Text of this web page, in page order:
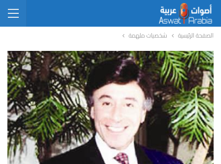
الصفحة الرئيسية شخصيات ملهمة